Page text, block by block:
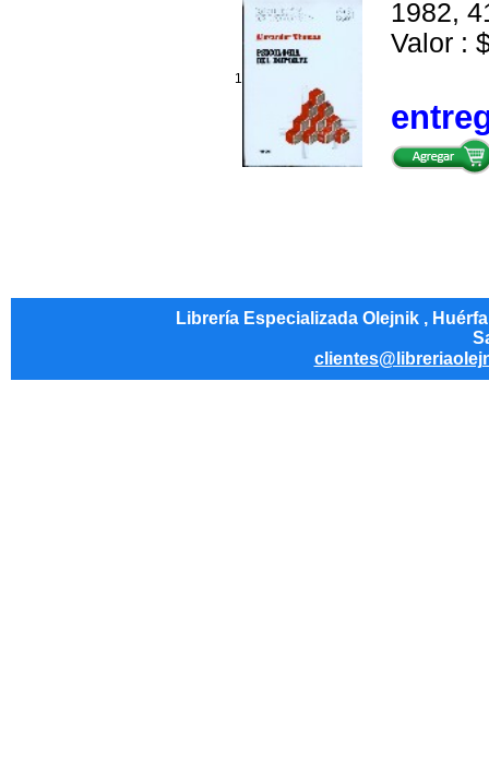
1
1982,
Valor :
Librería Especializada Olejnik ,